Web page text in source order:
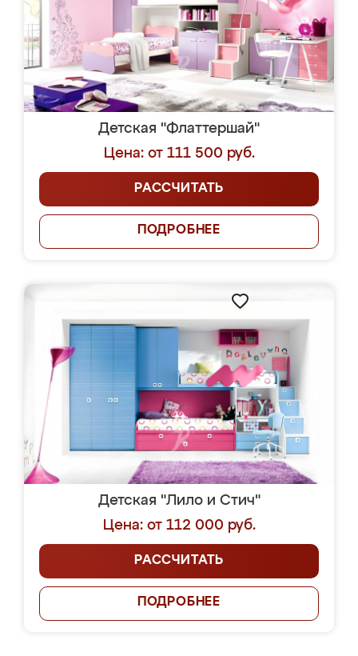
Детская "Флаттершай"
Цена: от 111 500 руб.
РАССЧИТАТЬ
ПОДРОБНЕЕ
Детская "Лило и Стич"
Цена: от 112 000 руб.
РАССЧИТАТЬ
ПОДРОБНЕЕ